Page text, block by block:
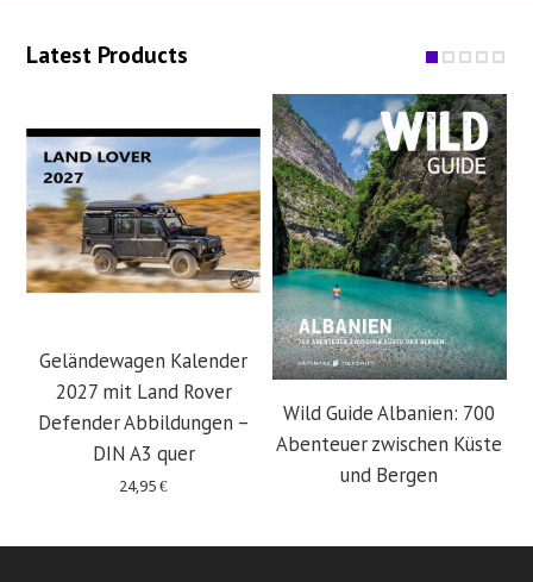
Latest Products
Geländewagen Kalender
2027 mit Land Rover
Defender Abbildungen –
DIN A3 quer
24,95€
Wild Guide Albanien: 700
Abenteuer zwischen Küste
und Bergen